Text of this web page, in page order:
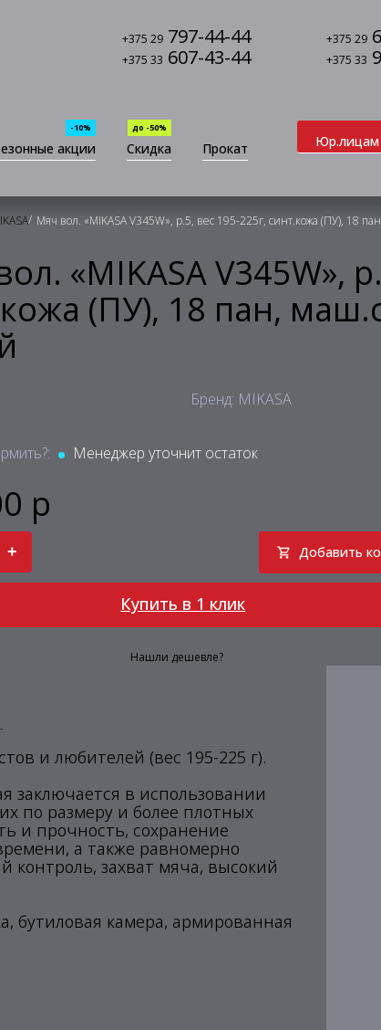
+375 29 797-44-44 +375 29
+375 33 607-43-44 +375 33
акции
-10%
Скидка
до -50%
Прокат Юр.лицам
/ Мяч вол. «MIKASA V345W», р.5, вес 195-225г, синт.кожа (ПУ), 18
«MIKASA V345W»,
(ПУ), 18 пан,
Бренд: MIKASA
Менеджер уточнит остаток
р
+ Добавить
Купить в 1 клик
Нашли дешевле?
и любителей (вес 195-225 г).
заключается в использовании
по размеру и более плотных
и прочность, сохранение
а также равномерно
контроль, захват мяча, высокий
бутиловая камера, армированная